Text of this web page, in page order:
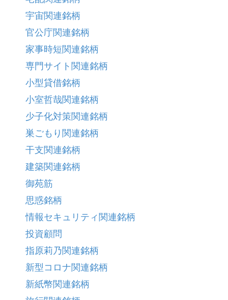
宇宙関連銘柄
官公庁関連銘柄
家事時短関連銘柄
専門サイト関連銘柄
小型貸借銘柄
小室哲哉関連銘柄
少子化対策関連銘柄
巣ごもり関連銘柄
干支関連銘柄
建築関連銘柄
御苑筋
思惑銘柄
情報セキュリティ関連銘柄
投資顧問
指原莉乃関連銘柄
新型コロナ関連銘柄
新紙幣関連銘柄